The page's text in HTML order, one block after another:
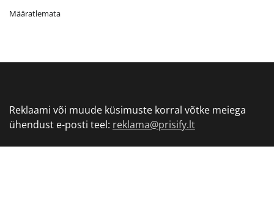
Määratlemata
Reklaami või muude küsimuste korral võtke meiega
ühendust e-posti teel: reklama@prisify.lt